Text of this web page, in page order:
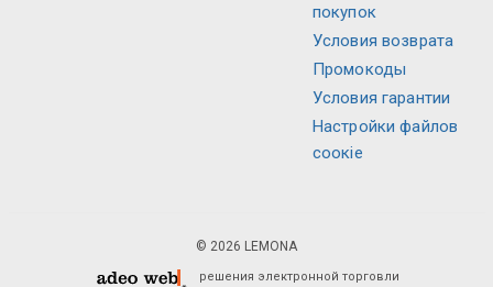
покупок
Условия возврата
Промокоды
Условия гарантии
Настройки файлов
соокіе
© 2026 LEMONA
решения электронной торговли